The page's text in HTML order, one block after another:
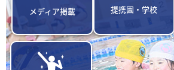
メディア掲載 提携園・学校